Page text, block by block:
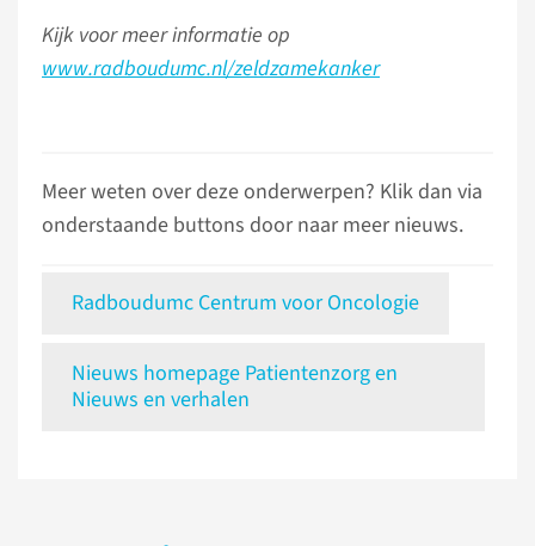
Kijk voor meer informatie op
www.radboudumc.nl/zeldzamekanker
Meer weten over deze onderwerpen? Klik dan via
onderstaande buttons door naar meer nieuws.
Radboudumc Centrum voor Oncologie
Nieuws homepage Patientenzorg en
Nieuws en verhalen